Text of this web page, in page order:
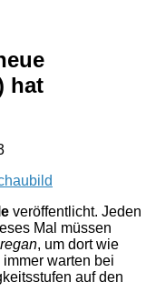
hat
veröffentlicht. Jeden
Mal müssen
, um dort wie
warten bei
auf den